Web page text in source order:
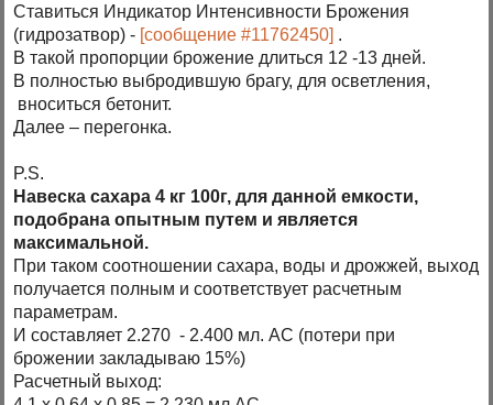
Ставиться Индикатор Интенсивности Брожения
(гидрозатвор) - [сообщение #11762450] .
В такой пропорции брожение длиться 12 -13 дней.
В полностью выбродившую брагу, для осветления,
вноситься бетонит.
Далее – перегонка.
P.S.
Навеска сахара 4 кг 100г, для данной емкости,
подобрана опытным путем и является
максимальной.
При таком соотношении сахара, воды и дрожжей, выход
получается полным и соответствует расчетным
параметрам.
И составляет 2.270 - 2.400 мл. АС (потери при
брожении закладываю 15%)
Расчетный выход: